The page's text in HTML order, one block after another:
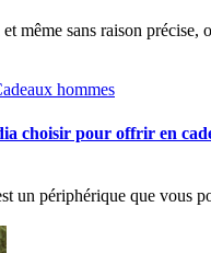
même sans raison
hommes
choisir pour offrir en
un périphérique que vous